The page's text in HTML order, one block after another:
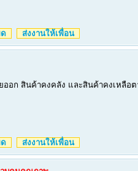
ด ส่งงานให้เพื่อน
ออก สินค้าคงคลัง และสินค้าคงเหลือต
ด ส่งงานให้เพื่อน